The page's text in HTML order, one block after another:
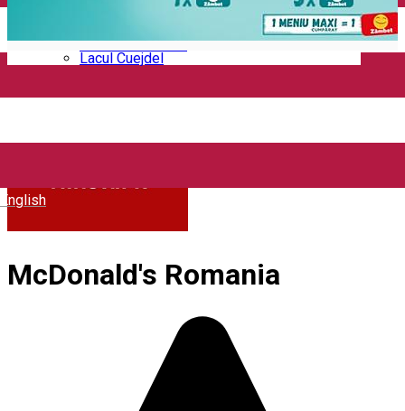
English
Mănăstirea Bistrița
Casa memorială „Ion Creangă” din Humuleşti
Mănăstirea Secu
Lacul Cuejdel
McDonald's Romania